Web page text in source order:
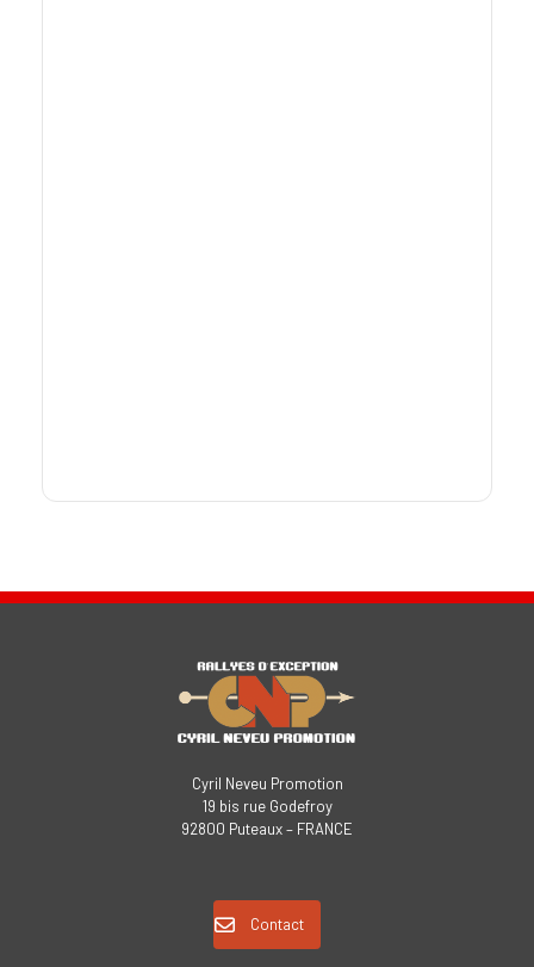
Cyril Neveu Promotion
19 bis rue Godefroy
92800 Puteaux – FRANCE
Contact